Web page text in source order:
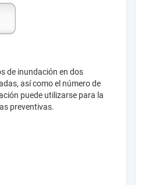
de inundación en dos
así como el número de
puede utilizarse para la
preventivas.